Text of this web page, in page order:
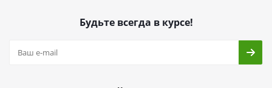
Будьте всегда в курсе!